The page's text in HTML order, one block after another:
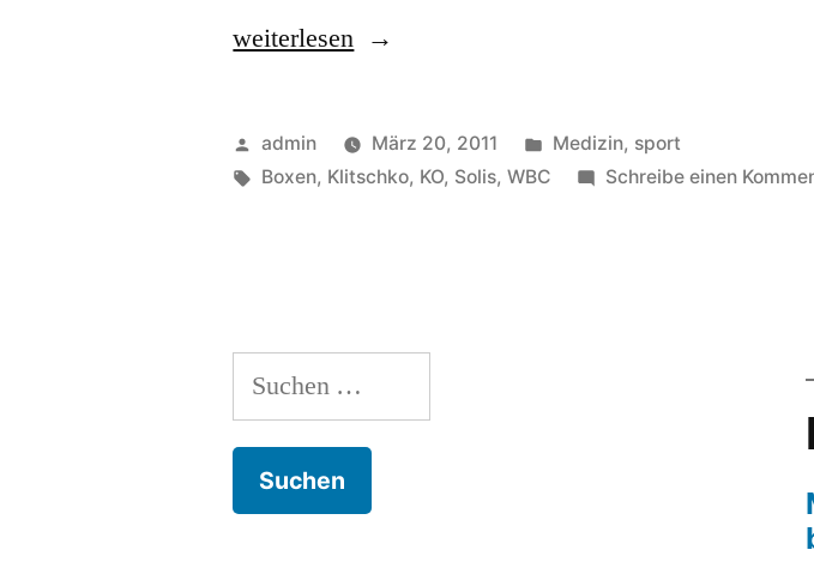
„KlitschKO
die
versprochene
weiterlesen
Veröffentlicht
von
admin März 20, 2011
Veröffentlicht
Medizin, sport
Schlagwörter:
Boxen, Klitschko, KO, Solis,WBC Schreibe einen
Suchen
nach: